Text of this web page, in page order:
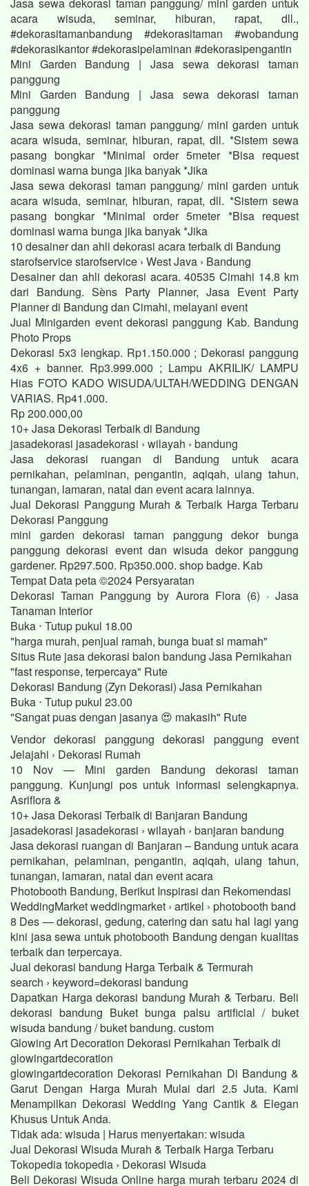
acara wisuda, seminar, hiburan, rapat, dll.,
#dekorasitamanbandung #dekorasitaman #wobandung
#dekorasikantor #dekorasipelaminan #dekorasipengantin
Mini Garden Bandung | Jasa sewa dekorasi taman
panggung
Mini Garden Bandung | Jasa sewa dekorasi taman
panggung
Jasa sewa dekorasi taman panggung/ mini garden untuk
acara wisuda, seminar, hiburan, rapat, dll. *Sistem sewa
pasang bongkar *Minimal order 5meter *Bisa request
dominasi warna bunga jika banyak *Jika
Jasa sewa dekorasi taman panggung/ mini garden untuk
acara wisuda, seminar, hiburan, rapat, dll. *Sistem sewa
pasang bongkar *Minimal order 5meter *Bisa request
dominasi warna bunga jika banyak *Jika
10 desainer dan ahli dekorasi acara terbaik di Bandung
starofservice starofservice › West Java › Bandung
Desainer dan ahli dekorasi acara. 40535 Cimahi 14.8 km
dari Bandung. Sèns Party Planner, Jasa Event Party
Planner di Bandung dan Cimahi, melayani event
Jual Minigarden event dekorasi panggung Kab. Bandung
Photo Props
Dekorasi 5x3 lengkap. Rp1.150.000 ; Dekorasi panggung
4x6 + banner. Rp3.999.000 ; Lampu AKRILIK/ LAMPU
Hias FOTO KADO WISUDA/ULTAH/WEDDING DENGAN
VARIAS. Rp41.000.
Rp 200.000,00
10+ Jasa Dekorasi Terbaik di Bandung
jasadekorasi jasadekorasi › wilayah › bandung
Jasa dekorasi ruangan di Bandung untuk acara
pernikahan, pelaminan, pengantin, aqiqah, ulang tahun,
tunangan, lamaran, natal dan event acara lainnya.
Jual Dekorasi Panggung Murah & Terbaik Harga Terbaru
Dekorasi Panggung
mini garden dekorasi taman panggung dekor bunga
panggung dekorasi event dan wisuda dekor panggung
gardener. Rp297.500. Rp350.000. shop badge. Kab
Tempat Data peta ©2024 Persyaratan
Dekorasi Taman Panggung by Aurora Flora (6) · Jasa
Tanaman Interior
Buka ⋅ Tutup pukul 18.00
"harga murah, penjual ramah, bunga buat si mamah"
Situs Rute jasa dekorasi balon bandung Jasa Pernikahan
"fast response, terpercaya" Rute
Dekorasi Bandung (Zyn Dekorasi) Jasa Pernikahan
Buka ⋅ Tutup pukul 23.00
"Sangat puas dengan jasanya 😍 makasih" Rute
Vendor dekorasi panggung dekorasi panggung event
Jelajahi › Dekorasi Rumah
10 Nov — Mini garden Bandung dekorasi taman
panggung. Kunjungi pos untuk informasi selengkapnya.
Asriflora &
10+ Jasa Dekorasi Terbaik di Banjaran Bandung
jasadekorasi jasadekorasi › wilayah › banjaran bandung
Jasa dekorasi ruangan di Banjaran – Bandung untuk acara
pernikahan, pelaminan, pengantin, aqiqah, ulang tahun,
tunangan, lamaran, natal dan event acara
Photobooth Bandung, Berikut Inspirasi dan Rekomendasi
WeddingMarket weddingmarket › artikel › photobooth band
8 Des — dekorasi, gedung, catering dan satu hal lagi yang
kini jasa sewa untuk photobooth Bandung dengan kualitas
terbaik dan terpercaya.
Jual dekorasi bandung Harga Terbaik & Termurah
search › keyword=dekorasi bandung
Dapatkan Harga dekorasi bandung Murah & Terbaru. Beli
dekorasi bandung Buket bunga palsu artificial / buket
wisuda bandung / buket bandung. custom
Glowing Art Decoration Dekorasi Pernikahan Terbaik di
glowingartdecoration
glowingartdecoration Dekorasi Pernikahan Di Bandung &
Garut Dengan Harga Murah Mulai dari 2.5 Juta. Kami
Menampilkan Dekorasi Wedding Yang Cantik & Elegan
Khusus Untuk Anda.
Tidak ada: wisuda ‎| Harus menyertakan: wisuda
Jual Dekorasi Wisuda Murah & Terbaik Harga Terbaru
Tokopedia tokopedia › Dekorasi Wisuda
Beli Dekorasi Wisuda Online harga murah terbaru 2024 di